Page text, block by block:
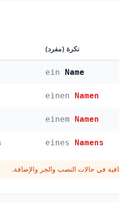
نكرة (مفرد)
ein Name
einen Namen
einem Namen
eines Namens
في حالات النصب والجر والإضافة.